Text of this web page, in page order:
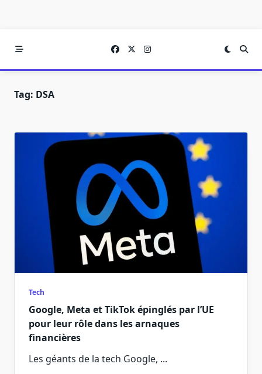
Tag: DSA
Tech
Google, Meta et TikTok épinglés par l’UE
pour leur rôle dans les arnaques
financières
Les géants de la tech Google, ...